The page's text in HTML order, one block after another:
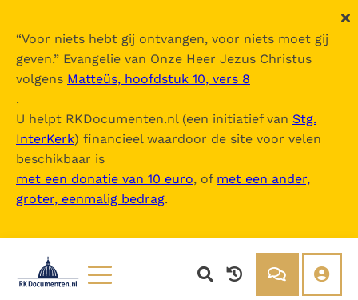
“Voor niets hebt gij ontvangen, voor niets moet gij
geven.” Evangelie van Onze Heer Jezus Christus
volgens Matteüs, hoofdstuk 10, vers 8
.
U helpt RKDocumenten.nl (een initiatief van Stg.
InterKerk) financieel waardoor de site voor velen
beschikbaar is
met een donatie van 10 euro, of met een ander,
groter, eenmalig bedrag.
Nova Vulgata
Inhoudsopgave
uitklappen
- Vetus Testamentum
- Liber Exodus
- Liber Numeri
- Liber Deuteronomii